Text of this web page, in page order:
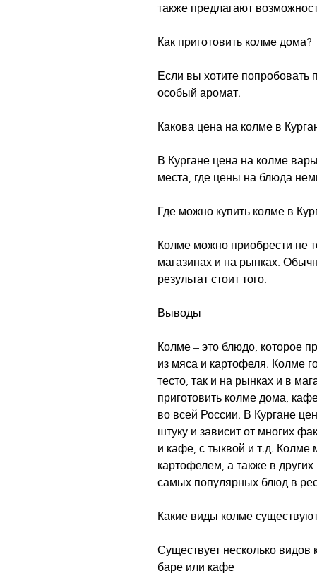
также предлагают
Как приготовить колме дома?
Если вы хотите попробовать
особый аромат.
Какова цена на колме в
В Кургане цена на колме
места, где цены на блюда
Где можно купить колме в
Колме можно приобрести не
магазинах и на рынках.
результат стоит того.
Выводы
Колме – это блюдо, которое
из мяса и картофеля. Колме
тесто, так и на рынках и в
приготовить колме дома,
во всей России. В Кургане
штуку и зависит от многих
и кафе, с тыквой и т.д. Колме
картофелем, а также в
самых популярных блюд в
Какие виды колме
Существует несколько видов
баре или кафе